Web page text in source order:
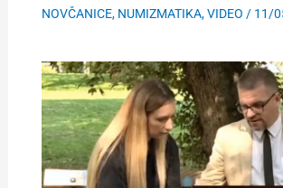
NOVČANICE, NUMIZMATIKA,VIDEO / 11/